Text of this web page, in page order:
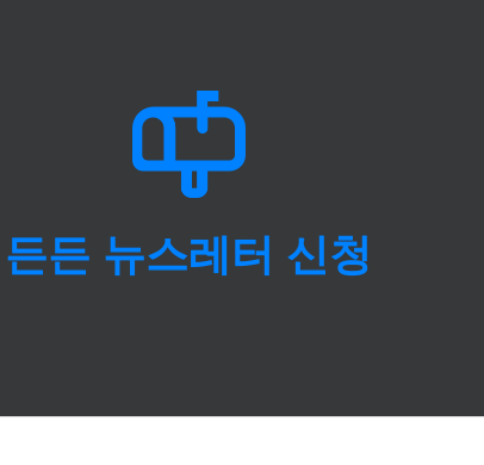
든든 뉴스레터 신청